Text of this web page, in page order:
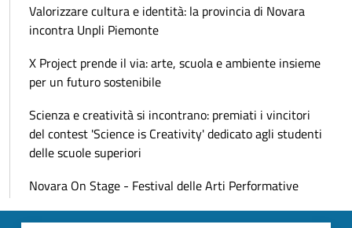
Valorizzare cultura e identità: la provincia di Novara
incontra Unpli Piemonte
X Project prende il via: arte, scuola e ambiente insieme
per un futuro sostenibile
Scienza e creatività si incontrano: premiati i vincitori
del contest 'Science is Creativity' dedicato agli studenti
delle scuole superiori
Novara On Stage - Festival delle Arti Performative